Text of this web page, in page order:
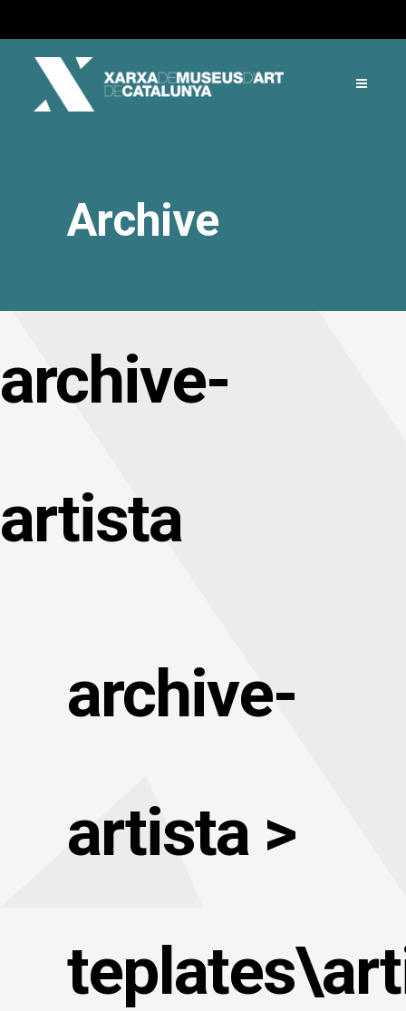
Archive
archive-
artista
archive-
artista >